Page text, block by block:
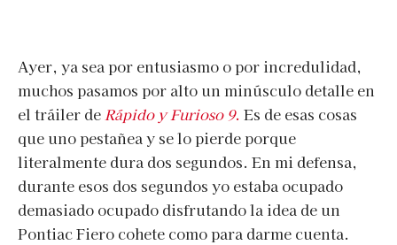
Ayer, ya sea por entusiasmo o por incredulidad,
muchos pasamos por alto un minúsculo detalle en
el tráiler deRápido y Furioso 9. Es de esas cosas
que uno pestañea y se lo pierde porque
literalmente dura dos segundos. En mi defensa,
durante esos dos segundos yo estaba ocupado
demasiado ocupado disfrutando la idea de un
Pontiac Fiero cohete como para darme cuenta.